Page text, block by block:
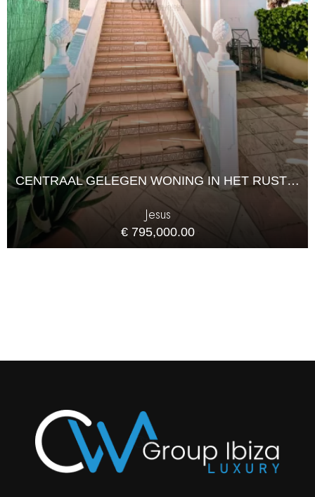
CENTRAAL GELEGEN WONING IN HET RUSTIGE DORPJE JESUS -IBIZA
Jesus
€ 795,000.00